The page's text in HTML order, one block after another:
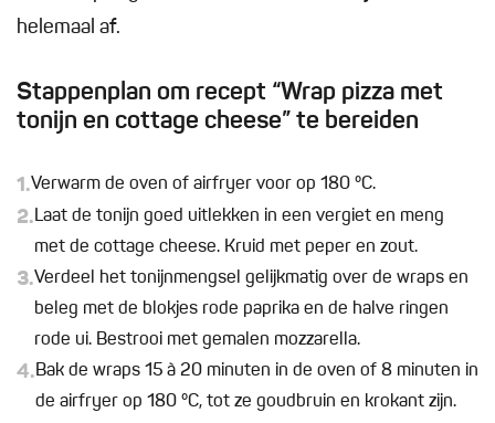
helemaal af.
Stappenplan om recept “Wrap pizza met
tonijn en cottage cheese” te bereiden
1.Verwarm de oven of airfryer voor op 180 °C.
2.Laat de tonijn goed uitlekken in een vergiet en meng
met de cottage cheese. Kruid met peper en zout.
3.Verdeel het tonijnmengsel gelijkmatig over de wraps en
beleg met de blokjes rode paprika en de halve ringen
rode ui. Bestrooi met gemalen mozzarella.
4.Bak de wraps 15 à 20 minuten in de oven of 8 minuten in
de airfryer op 180 °C, tot ze goudbruin en krokant zijn.